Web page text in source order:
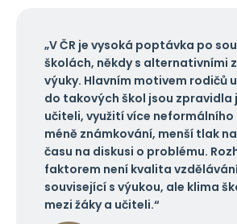
„V ČR je vysoká poptávka po
školách, někdy s alternativními
výuky. Hlavním motivem rodičů
do takových škol jsou zpravidla
učiteli, využití více
méně známkování, menší tlak
času na diskusi o problému.
faktorem není kvalita
související s výukou, ale klima
mezi žáky a učiteli.“